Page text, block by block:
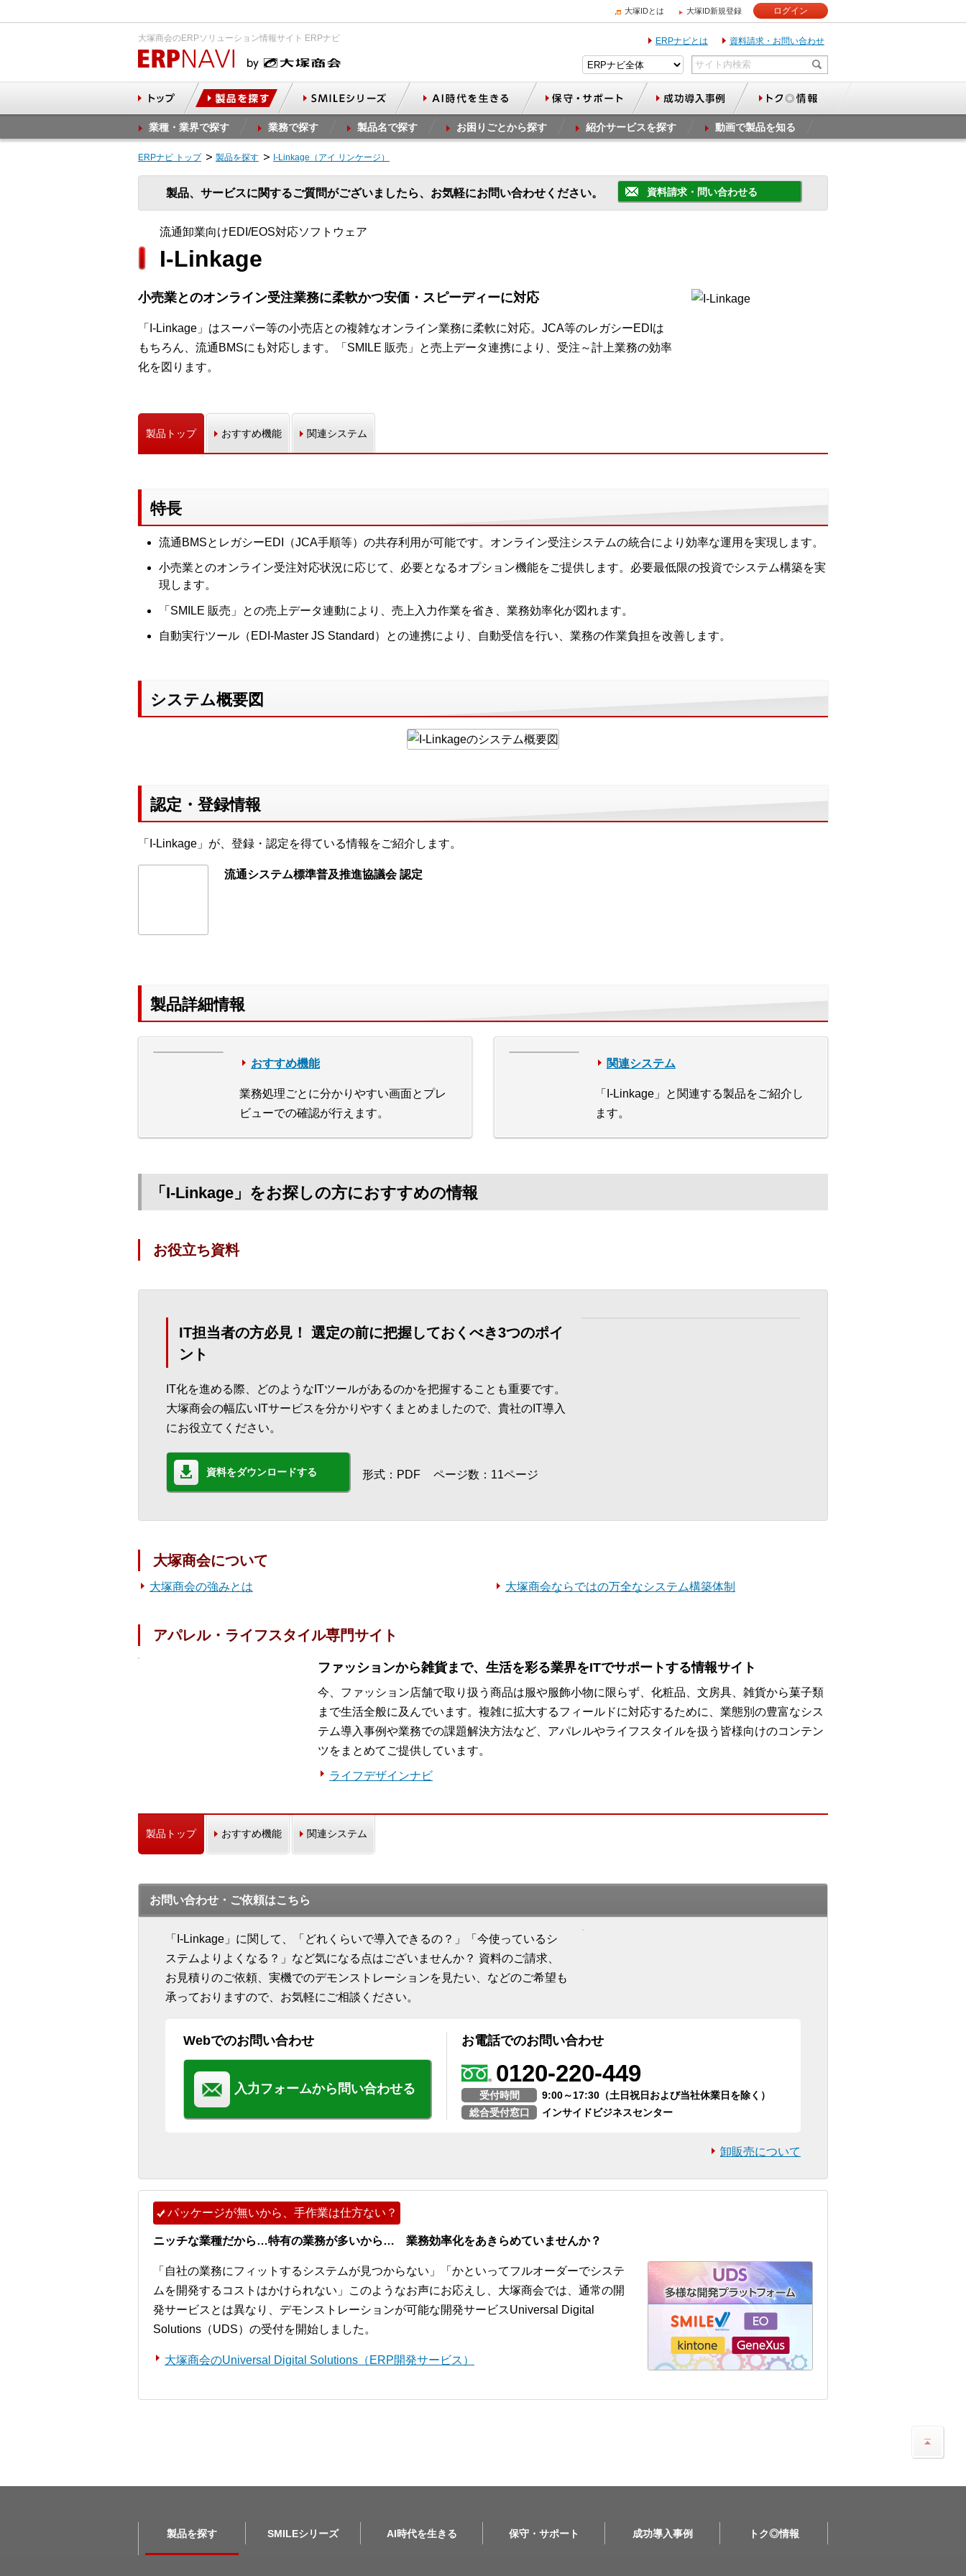
大塚IDとは 大塚ID新規登録 ログイン
大塚商会のERPソリューション情報サイト ERPナビ ERPナビとは 資料請求・お問い合わせ
業種・業界で探す 業務で探す 製品名で探す お困りごとから探す 紹介サービスを探す 動画で製品を知る
ERPナビ トップ 製品を探す I-Linkage（アイ リンケージ）
製品、サービスに関するご質問がございましたら、お気軽にお問い合わせください。 資料請求・問い合わせる
流通卸業向けEDI/EOS対応ソフトウェア
I-Linkage
小売業とのオンライン受注業務に柔軟かつ安価・スピーディーに対応
「I-Linkage」はスーパー等の小売店との複雑なオンライン業務に柔軟に対応。JCA等のレガシーEDIは
もちろん、流通BMSにも対応します。「SMILE 販売」と売上データ連携により、受注～計上業務の効率
化を図ります。
製品トップ おすすめ機能 関連システム
特長
流通BMSとレガシーEDI（JCA手順等）の共存利用が可能です。オンライン受注システムの統合により効率な運用を実現します。
小売業とのオンライン受注対応状況に応じて、必要となるオプション機能をご提供します。必要最低限の投資でシステム構築を実
現します。
「SMILE 販売」との売上データ連動により、売上入力作業を省き、業務効率化が図れます。
自動実行ツール（EDI-Master JS Standard）との連携により、自動受信を行い、業務の作業負担を改善します。
システム概要図
認定・登録情報
「I-Linkage」が、登録・認定を得ている情報をご紹介します。
流通システム標準普及推進協議会 認定
製品詳細情報
おすすめ機能
業務処理ごとに分かりやすい画面とプレ
ビューでの確認が行えます。
関連システム
「I-Linkage」と関連する製品をご紹介し
ます。
「I-Linkage」をお探しの方におすすめの情報
お役立ち資料
IT担当者の方必見！ 選定の前に把握しておくべき3つのポイ
ント
IT化を進める際、どのようなITツールがあるのかを把握することも重要です。
大塚商会の幅広いITサービスを分かりやすくまとめましたので、貴社のIT導入
にお役立てください。
資料をダウンロードする 形式：PDF ページ数：11ページ
大塚商会について
大塚商会の強みとは 大塚商会ならではの万全なシステム構築体制
アパレル・ライフスタイル専門サイト
ファッションから雑貨まで、生活を彩る業界をITでサポートする情報サイト
今、ファッション店舗で取り扱う商品は服や服飾小物に限らず、化粧品、文房具、雑貨から菓子類
まで生活全般に及んでいます。複雑に拡大するフィールドに対応するために、業態別の豊富なシス
テム導入事例や業務での課題解決方法など、アパレルやライフスタイルを扱う皆様向けのコンテン
ツをまとめてご提供しています。
ライフデザインナビ
製品トップ おすすめ機能 関連システム
お問い合わせ・ご依頼はこちら
「I-Linkage」に関して、「どれくらいで導入できるの？」「今使っているシ
ステムよりよくなる？」など気になる点はございませんか？ 資料のご請求、
お見積りのご依頼、実機でのデモンストレーションを見たい、などのご希望も
承っておりますので、お気軽にご相談ください。
Webでのお問い合わせ
入力フォームから問い合わせる
お電話でのお問い合わせ
0120-220-449
受付時間
9:00～17:30（土日祝日および当社休業日を除く）
総合受付窓口
インサイドビジネスセンター
卸販売について
パッケージが無いから、手作業は仕方ない？
ニッチな業種だから…特有の業務が多いから… 業務効率化をあきらめていませんか？
「自社の業務にフィットするシステムが見つからない」「かといってフルオーダーでシステ
ムを開発するコストはかけられない」このようなお声にお応えし、大塚商会では、通常の開
発サービスとは異なり、デモンストレーションが可能な開発サービスUniversal Digital
Solutions（UDS）の受付を開始しました。
大塚商会のUniversal Digital Solutions（ERP開発サービス）
製品を探す SMILEシリーズ AI時代を生きる 保守・サポート 成功導入事例 トク◎情報